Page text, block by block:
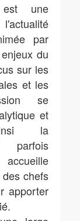
est une
par
du
sur les
et les
se
et
la
parfois
chefs
apporter